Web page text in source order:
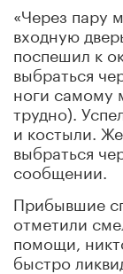
«Через пару
входную
поспешил к
выбраться
ноги самому
трудно).
и костыли.
выбраться
сообщении.
Прибывшие
отметили
помощи,
быстро